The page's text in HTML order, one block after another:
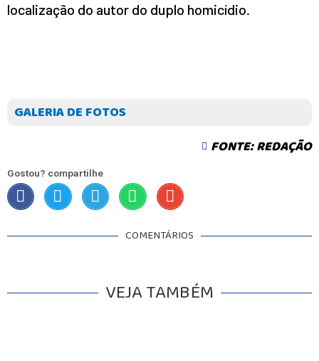
localização do autor do duplo homicídio.
GALERIA DE FOTOS
FONTE: REDAÇÃO
Gostou? compartilhe
COMENTÁRIOS
VEJA TAMBÉM
SAÚDE
POLÍTICA
VARIEDADES